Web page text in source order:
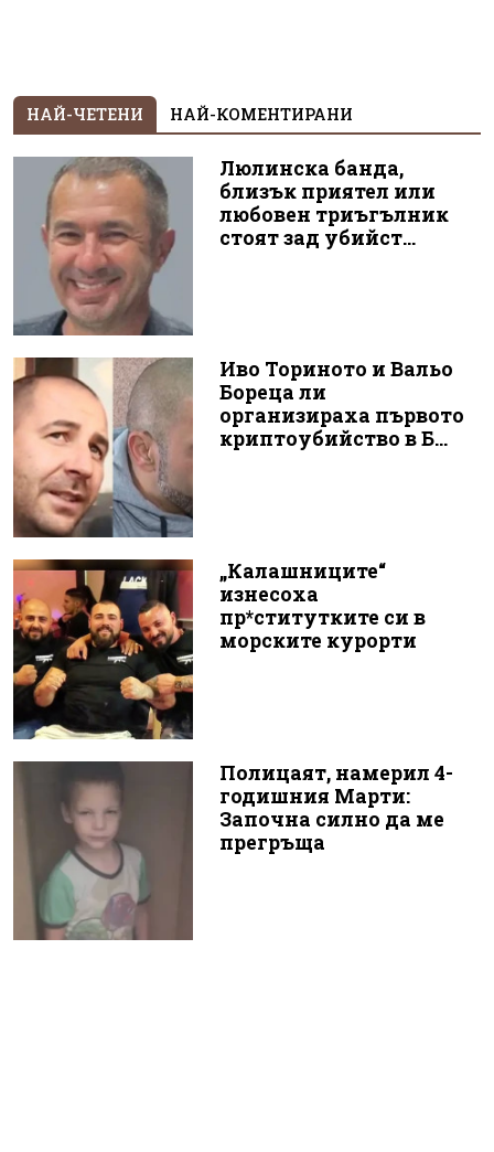
НАЙ-ЧЕТЕНИ НАЙ-КОМЕНТИРАНИ
Люлинска банда,
близък приятел или
любовен триъгълник
стоят зад убийст...
Иво Ториното и Вальо
Бореца ли
организираха първото
криптоубийство в Б...
„Калашниците“
изнесоха
пр*ститутките си в
морските курорти
Полицаят, намерил 4-
годишния Марти:
Започна силно да ме
прегръща